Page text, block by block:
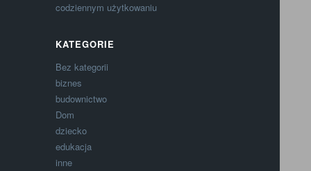
codziennym użytkowaniu
KATEGORIE
Bez kategorii
biznes
budownictwo
Dom
dziecko
edukacja
inne